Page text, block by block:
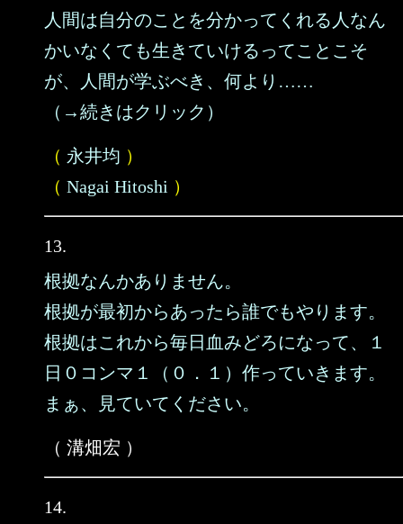
人間は自分のことを分かってくれる人なん
かいなくても生きていけるってことこそ
が、人間が学ぶべき、何より……
（→続きはクリック）
（ 永井均 ）
（ Nagai Hitoshi ）
13.
根拠なんかありません。
根拠が最初からあったら誰でもやります。
根拠はこれから毎日血みどろになって、１
日０コンマ１（０．１）作っていきます。
まぁ、見ていてください。
（ 溝畑宏 ）
14.